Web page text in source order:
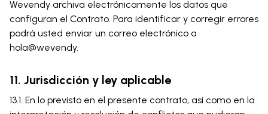
Wevendy archiva electrónicamente los datos que
configuran el Contrato. Para identificar y corregir errores
podrá usted enviar un correo electrónico a
hola@wevendy.
11. Jurisdicción y ley aplicable
13.1. En lo previsto en el presente contrato, así como en la